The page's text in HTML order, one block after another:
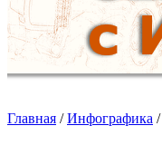
Главная /Инфографика /